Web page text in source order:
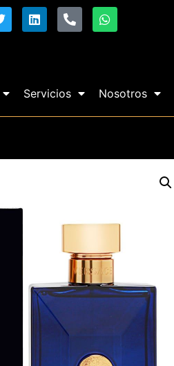
Servicios Nosotros